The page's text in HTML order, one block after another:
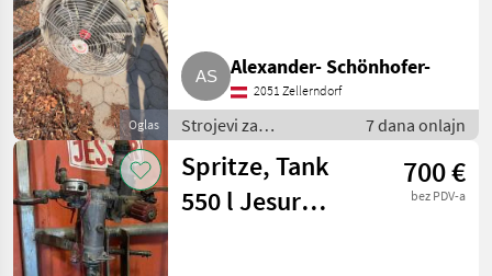
Oglas
Alexander- Schönhofer-
2051 Zellerndorf
Strojevi za
vinogradarstvo /
Ostali strojevi za
vinogradarstvo
7 dana onlajn
Spritze, Tank
550 l Jesur
700 €
bez PDV-a